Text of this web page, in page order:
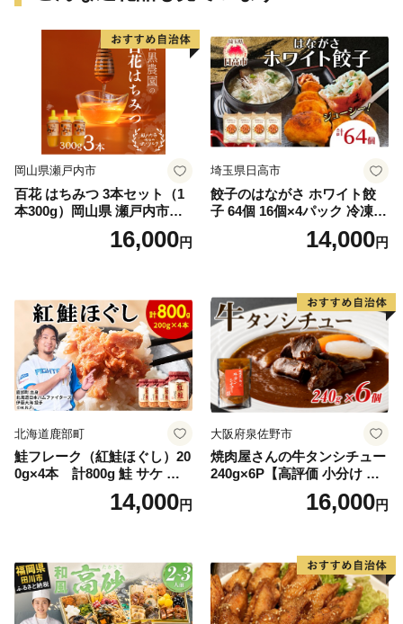
岡山県瀬戸内市
百花 はちみつ 3本セット（1
本300g）岡山県 瀬戸内市産
石黒農園 ヨーグルト パン 砂
糖の代わり 香り高い いい香
16,000円
埼玉県日高市
餃子のはながさ ホワイト餃
子 64個 16個×4パック 冷凍
中華 点心 B級グルメ ご当地
野菜 おつまみ おかず 簡単調
ー ギフト お取り寄せ 日高市
14,000円
北海道鹿部町
鮭フレーク（紅鮭ほぐし）20
0g×4本 計800g 鮭 サケ 鮭
ほぐし サケフレーク シャケ
フレーク 鮭フレーク14,000円
大阪府泉佐野市
焼肉屋さんの牛タンシチュー
240g×6P【高評価 小分け 惣
菜 牛たん 一人暮らし 冷凍】
16,000円